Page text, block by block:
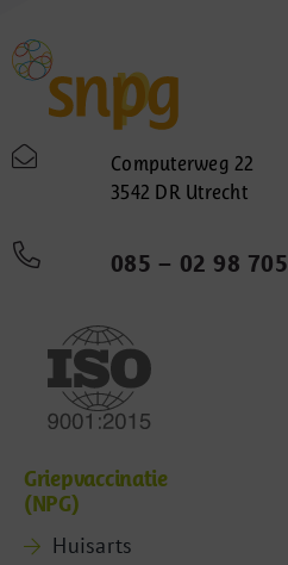
Computerweg 22
3542 DR Utrecht
085 – 02 98 705
Griepvaccinatie
(NPG)
Huisarts